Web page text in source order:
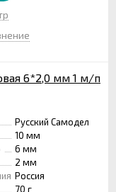
6*2,0 мм 1 м/п
Русский Самодел
10 мм
6 мм
2 мм
Россия
70 г